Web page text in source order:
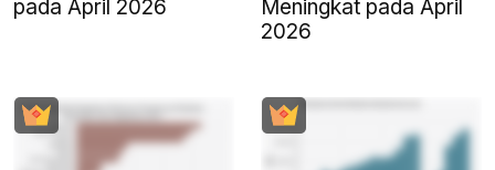
pada April 2026
Meningkat pada April
2026